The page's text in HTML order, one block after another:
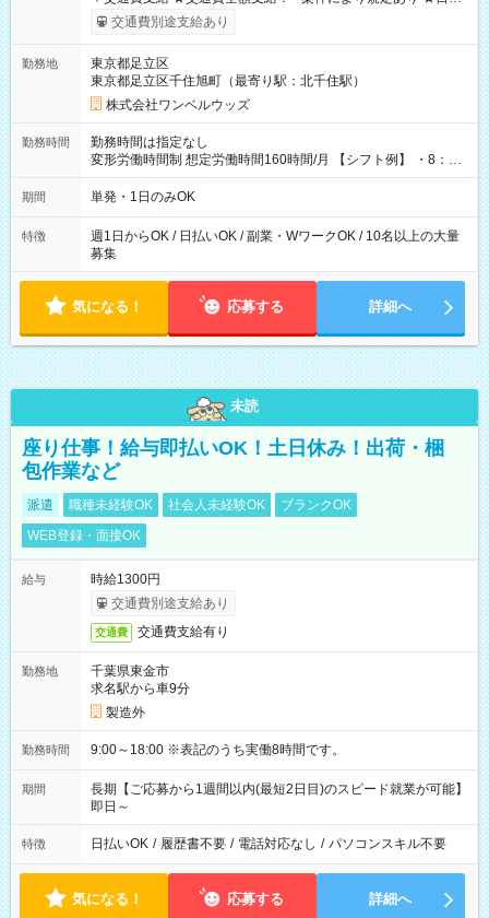
いOK！（規定あり） ┗働いたその日に現金GET♪ お仕事後はコ
ンビニATMから 日払い分を引き落とせます！ 【試用期間】試
交通費別途支給あり
勤務地
東京都足立区
東京都足立区千住旭町（最寄り駅：北千住駅）
株式会社ワンベルウッズ
勤務時間
勤務時間は指定なし
変形労働時間制 想定労働時間160時間/月 【シフト例】 ・8：00
～21：00
期間 単発・1日のみOK
特徴
週1日からOK / 日払いOK / 副業・WワークOK / 10名以上の大量
募集
気になる！ 応募する 詳細へ
未読
座り仕事！給与即払いOK！土日休み！出荷・梱
包作業など
派遣 職種未経験OK 社会人未経験OK
ブランクOK
WEB登録・面接OK
給与
時給1300円
交通費別途支給あり
交通費 交通費支給有り
勤務地
千葉県東金市
求名駅から車9分
製造外
勤務時間 9:00～18:00 ※表記のうち実働8時間です。
期間
長期【ご応募から1週間以内(最短2日目)のスピード就業が可能】
即日～
特徴 日払いOK / 履歴書不要 / 電話対応なし / パソコンスキル不要
気になる！ 応募する 詳細へ